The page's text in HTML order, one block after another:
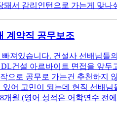
서 감리인턴으로 가는게 맞나
계약직 공무보조
져있습니다. 건설사 선배님
건설 아르바이트 면접을 앞
으로 공무로 가는건 추천하
어 고민이 되는데 현직 선배
개월 (영어 성적은 어학연수